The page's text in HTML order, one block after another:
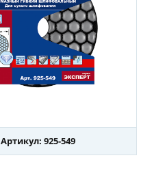
Артикул: 925-549